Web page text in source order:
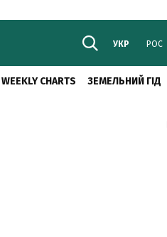
УКР РОС
WEEKLY CHARTS ЗЕМЕЛЬНИЙ ГІД